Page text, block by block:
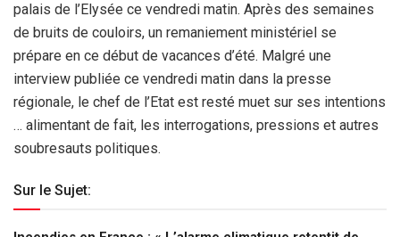
palais de l’Elysée ce vendredi matin. Après des semaines
de bruits de couloirs, un remaniement ministériel se
prépare en ce début de vacances d’été. Malgré une
interview publiée ce vendredi matin dans la presse
régionale, le chef de l’Etat est resté muet sur ses intentions
… alimentant de fait, les interrogations, pressions et autres
soubresauts politiques.
Sur le Sujet: